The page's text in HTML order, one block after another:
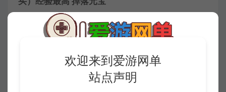
2.域外 长安桥右金吾卫 组队进行 经验高 只推荐这
2个地方升级。经验高。
3.魔王窟套装 目前只开放了 移山大殿 刷套装！可
在作坊处合成。可重复合成属性（增加属性不少。
推荐装备成型后去打造）
欢迎来到爱游网单
站点声明